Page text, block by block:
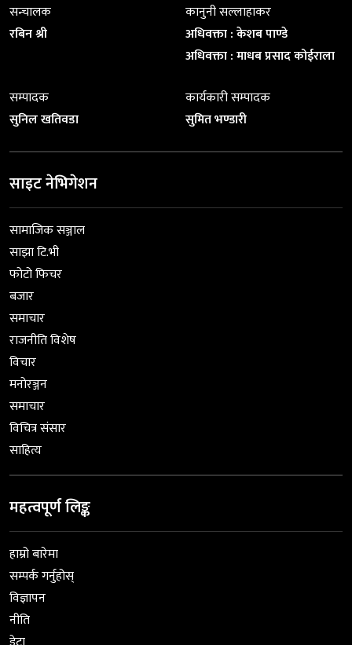
सन्चालक
रबिन श्री
कानुनी सल्लाहाकर
अधिवक्ता : केशब पाण्डे
अधिवक्ता : माधब प्रसाद कोईराला
सम्पादक
सुनिल खतिवडा
कार्यकारी सम्पादक
सुमित भण्डारी
साइट नेभिगेशन
सामाजिक सञ्जाल
साझा टि.भी
फोटो फिचर
बजार
समाचार
राजनीति विशेष
विचार
मनोरञ्जन
समाचार
विचित्र संसार
साहित्य
महत्वपूर्ण लिङ्क
हाम्रो बारेमा
सम्पर्क गर्नुहोस्
विज्ञापन
नीति